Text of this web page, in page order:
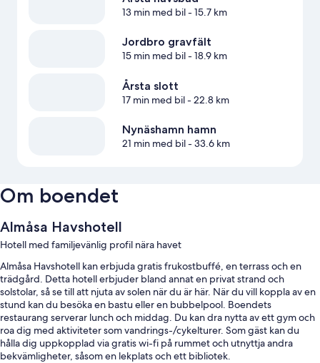
13 min med bil- 15.7 km
Jordbro gravfält
15 min med bil- 18.9 km
Årsta slott
17 min med bil- 22.8 km
Nynäshamn hamn
21 min med bil- 33.6 km
Om boendet
Almåsa Havshotell
Hotell med familjevänlig profil nära havet
Almåsa Havshotell kan erbjuda gratis frukostbuffé, en terrass och en
trädgård. Detta hotell erbjuder bland annat en privat strand och
solstolar, så se till att njuta av solen när du är här. När du vill koppla av en
stund kan du besöka en bastu eller en bubbelpool. Boendets
restaurang serverar lunch och middag. Du kan dra nytta av ett gym och
roa dig med aktiviteter som vandrings-/cykelturer. Som gäst kan du
hålla dig uppkopplad via gratis wi-fi på rummet och utnyttja andra
bekvämligheter, såsom en lekplats och ett bibliotek.